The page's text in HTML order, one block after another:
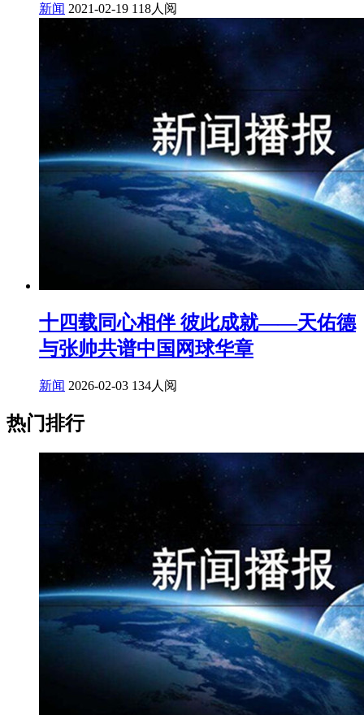
新闻 2021-02-19 118人阅
十四载同心相伴 彼此成就——天佑德
与张帅共谱中国网球华章
新闻 2026-02-03 134人阅
热门排行